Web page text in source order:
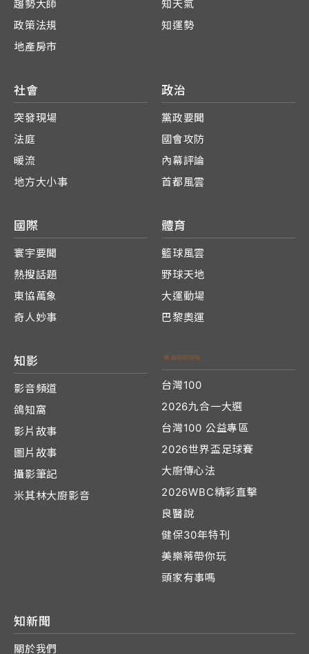
趨勢大師
政策法規
地產房市
知天氣
知運勢
社會
突發現場
法庭
暖流
地方大小事
政治
黨政要聞
國會攻防
內幕評論
首都風雲
國際
寰宇要聞
熱搜話題
東協萬象
奇人妙事
體育
籃球風雲
野球天地
大運動場
巴黎奧運
知影
影音頻道
鴿知窩
影片故事
圖片故事
攝影筆記
米其林大廚影音
台灣100
2026九合一大選
台灣100 公益專區
2026世界盃足球賽
大廚傳心法
2026WBC精彩直擊
良醫說
健保30年特刊
美樂蒂帶你玩
頭家有事嗎
知新聞
關於我們